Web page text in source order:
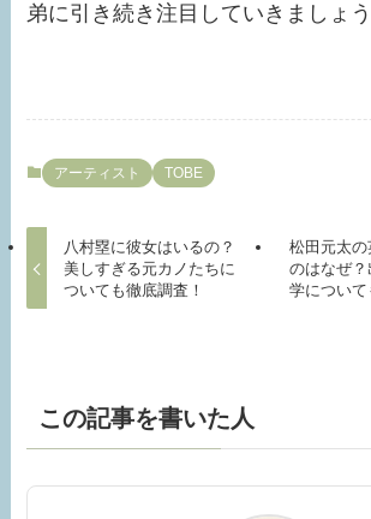
弟に引き続き注目していきましょう
アーティスト TOBE
八村塁に彼女はいるの？
美しすぎる元カノたちに
ついても徹底調査！
松田元太
のはなぜ
学について
この記事を書いた人